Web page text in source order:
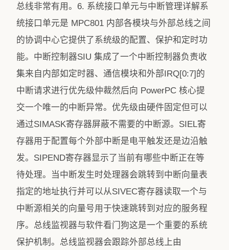
总线非常有用。6. 系统接口单元与中断管理详解系
统接口单元是 MPC801 内部各模块与外部总线之间
的协调中心它提供了系统级的配置、保护和定时功
能。中断控制器SIU 集成了一个中断控制器负责收
集来自内部如定时器、通信模块和外部IRQ[0:7]的
中断请求进行优先级仲裁然后向 PowerPC 核心提
交一个唯一的中断异常。优先级由硬件固定但可以
通过SIMASK寄存器屏蔽不需要的中断源。SIEL寄
存器用于配置每个外部中断是电平触发还是边沿触
发。SIPEND寄存器显示了当前有哪些中断正在等
待处理。当中断发生时处理器会跳转到中断向量表
指定的地址执行并可以从SIVEC寄存器读取一个与
中断源相关的向量号用于快速跳转到对应的服务程
序。总线监视器与软件看门狗这是一个重要的系统
保护机制。总线监视器会跟踪外部总线上由